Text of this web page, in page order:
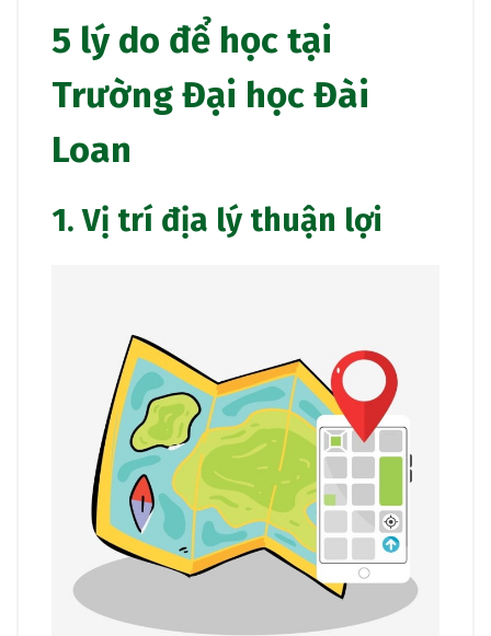
5 lý do để học tại
Trường Đại học Đài
Loan
1. Vị trí địa lý thuận lợi